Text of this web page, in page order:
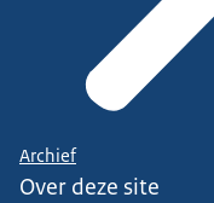
Archief
Over deze site